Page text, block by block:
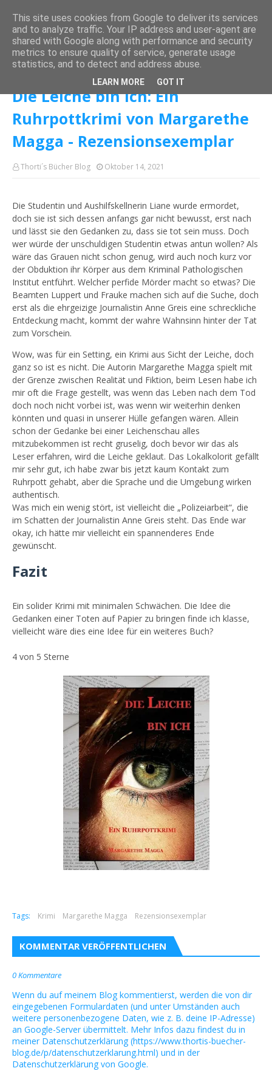
Startseite Rezensionsexemplar Die Leiche bin ich: Ein Ruhrpottkrimi
von Margarethe Magga - Rezensionsexemplar
Die Leiche bin ich: Ein
Ruhrpottkrimi von Margarethe
Magga - Rezensionsexemplar
Thorti´s Bücher Blog Oktober 14, 2021
Die Studentin und Aushilfskellnerin Liane wurde ermordet,
doch sie ist sich dessen anfangs gar nicht bewusst, erst nach
und lässt sie den Gedanken zu, dass sie tot sein muss. Doch
wer würde der unschuldigen Studentin etwas antun wollen? Als
wäre das Grauen nicht schon genug, wird auch noch kurz vor
der Obduktion ihr Körper aus dem Kriminal Pathologischen
Institut entführt. Welcher perfide Mörder macht so etwas? Die
Beamten Luppert und Frauke machen sich auf die Suche, doch
erst als die ehrgeizige Journalistin Anne Greis eine schreckliche
Entdeckung macht, kommt der wahre Wahnsinn hinter der Tat
zum Vorschein.
Wow, was für ein Setting, ein Krimi aus Sicht der Leiche, doch
ganz so ist es nicht. Die Autorin Margarethe Magga spielt mit
der Grenze zwischen Realität und Fiktion, beim Lesen habe ich
mir oft die Frage gestellt, was wenn das Leben nach dem Tod
doch noch nicht vorbei ist, was wenn wir weiterhin denken
könnten und quasi in unserer Hülle gefangen wären. Allein
schon der Gedanke bei einer Leichenschau alles
mitzubekommen ist recht gruselig, doch bevor wir das als
Leser erfahren, wird die Leiche geklaut. Das Lokalkolorit gefällt
mir sehr gut, ich habe zwar bis jetzt kaum Kontakt zum
Ruhrpott gehabt, aber die Sprache und die Umgebung wirken
authentisch.
Was mich ein wenig stört, ist vielleicht die „Polizeiarbeit“, die
im Schatten der Journalistin Anne Greis steht. Das Ende war
okay, ich hätte mir vielleicht ein spannenderes Ende
gewünscht.
Fazit
Ein solider Krimi mit minimalen Schwächen. Die Idee die
Gedanken einer Toten auf Papier zu bringen finde ich klasse,
vielleicht wäre dies eine Idee für ein weiteres Buch?
4 von 5 Sterne
Tags: Krimi Margarethe Magga Rezensionsexemplar
KOMMENTAR VERÖFFENTLICHEN
0 Kommentare
Wenn du auf meinem Blog kommentierst, werden die von dir
eingegebenen Formulardaten (und unter Umständen auch
weitere personenbezogene Daten, wie z. B. deine IP-Adresse)
an Google-Server übermittelt. Mehr Infos dazu findest du in
meiner Datenschutzerklärung (https://www.thortis-buecher-
blog.de/p/datenschutzerklarung.html) und in der
Datenschutzerklärung von Google.
This site uses cookies from Google to deliver its services
and to analyze traffic. Your IP address and user-agent are
shared with Google along with performance and security
metrics to ensure quality of service, generate usage
statistics, and to detect and address abuse.
LEARN MORE GOT IT